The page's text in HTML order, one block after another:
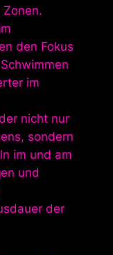
den Fokus
im
nicht nur
sondern
im und am
und
der